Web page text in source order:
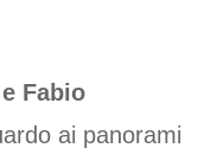
Fabio
ai panorami